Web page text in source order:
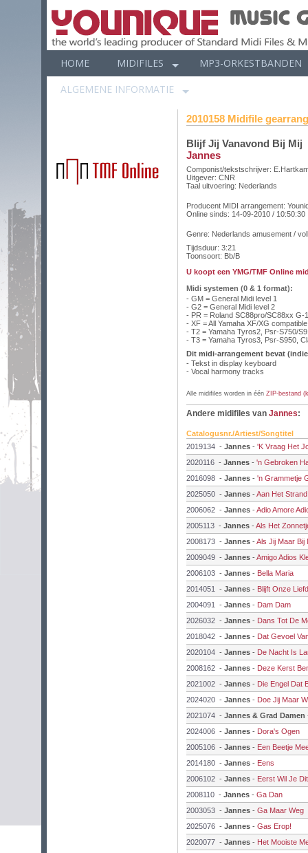
HOME MIDIFILES
MP3-ORKESTBANDEN
ALGEMENE INFORMATIE
2010158 Midifile
Blijf Jij Vanavond Bij Mij
Jannes
Componist/tekstschrijver:
Uitgever: CNR
Taal uitvoering: Nederlands
Producent MIDI arrangement:
Online sinds: 14-09-2010 / 10:50:30
Genre: Nederlands amusement /
Tijdsduur: 3:21
Toonsoort: Bb/B
U koopt een YMG/TMF Online
Midi systemen (0 & 1 format):
- GM = General Midi level 1
- G2 = General Midi level 2
- PR = Roland SC88pro/SC88xx G-
- XF = All Yamaha XF/XG
- T2 = Yamaha Tyros2, Psr-S750/
- T3 = Yamaha Tyros3, Psr-S950,
Dit midi-arrangement bevat
- Tekst in display keyboard
- Vocal harmony tracks
Alle midifiles worden in één ZIP-bestand
Andere midifiles van Jannes:
Catalogusnr./Artiest/Songtitel
2019134 - Jannes - 'K Vraag Het
2020116 - Jannes - 'n Gebroken
2016098 - Jannes - 'n Grammetje
2025050 - Jannes -Aan Het
2006062 - Jannes -Adio Amore
2005113 - Jannes -Als Het
2008173 - Jannes -Als Jij Maar Bij
2009049 - Jannes -Amigo Adios
2006103 - Jannes - Bella Maria
2014051
- Jannes - Blijft Onze
2004091
- Jannes - Dam Dam
2026032 - Jannes - Dans Tot De
2018042 - Jannes - Dat Gevoel
2020104 - Jannes - De Nacht Is
2008162 - Jannes - Deze Kerst
2021002 - Jannes - Die Engel Dat
2024020 - Jannes - Doe Jij Maar
2021074 - Jannes & Grad Damen
2024006 - Jannes - Dora's Ogen
2005106 - Jannes - Een Beetje
2014180 - Jannes - Eens
2006102 - Jannes - Eerst Wil Je Dit
2008110 - Jannes - Ga Dan
2003053 - Jannes - Ga Maar Weg
2025076 - Jannes - Gas Erop!
2020077 - Jannes - Het Mooiste